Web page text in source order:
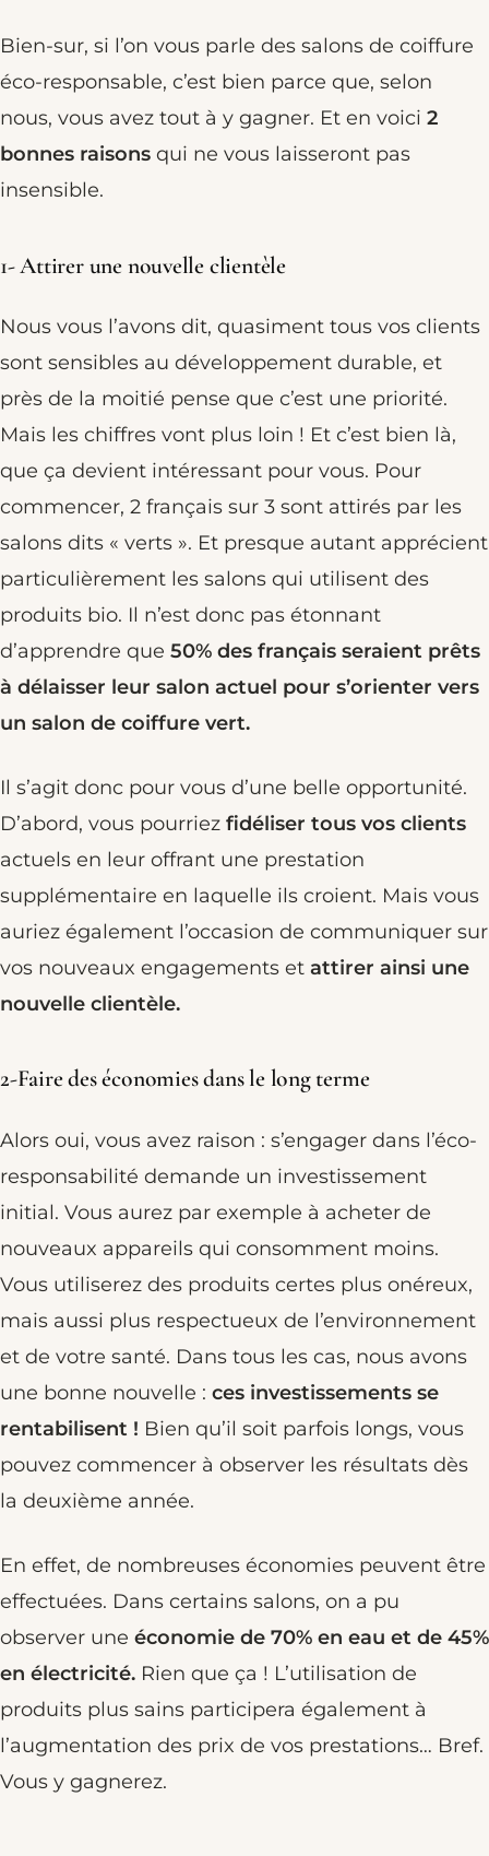
Bien-sur, si l’on vous parle des salons de coiffure
éco-responsable, c’est bien parce que, selon
nous, vous avez tout à y gagner. Et en voici 2
bonnes raisons qui ne vous laisseront pas
insensible.
1- Attirer une nouvelle clientèle
Nous vous l’avons dit, quasiment tous vos clients
sont sensibles au développement durable, et
près de la moitié pense que c’est une priorité.
Mais les chiffres vont plus loin ! Et c’est bien là,
que ça devient intéressant pour vous. Pour
commencer, 2 français sur 3 sont attirés par les
salons dits « verts ». Et presque autant apprécient
particulièrement les salons qui utilisent des
produits bio. Il n’est donc pas étonnant
d’apprendre que 50% des français seraient prêts
à délaisser leur salon actuel pour s’orienter vers
un salon de coiffure vert.
Il s’agit donc pour vous d’une belle opportunité.
D’abord, vous pourriez fidéliser tous vos clients
actuels en leur offrant une prestation
supplémentaire en laquelle ils croient. Mais vous
auriez également l’occasion de communiquer sur
vos nouveaux engagements et attirer ainsi une
nouvelle clientèle.
2-Faire des économies dans le long terme
Alors oui, vous avez raison : s’engager dans l’éco-
responsabilité demande un investissement
initial. Vous aurez par exemple à acheter de
nouveaux appareils qui consomment moins.
Vous utiliserez des produits certes plus onéreux,
mais aussi plus respectueux de l’environnement
et de votre santé. Dans tous les cas, nous avons
une bonne nouvelle : ces investissements se
rentabilisent ! Bien qu’il soit parfois longs, vous
pouvez commencer à observer les résultats dès
la deuxième année.
En effet, de nombreuses économies peuvent être
effectuées. Dans certains salons, on a pu
observer une économie de 70% en eau et de 45%
en électricité. Rien que ça ! L’utilisation de
produits plus sains participera également à
l’augmentation des prix de vos prestations… Bref.
Vous y gagnerez.